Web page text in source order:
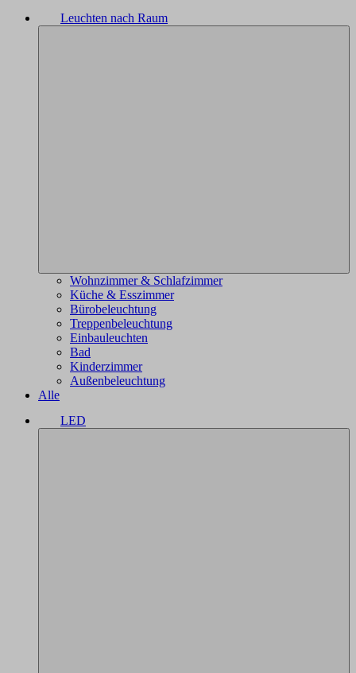
Leuchten nach Raum
Wohnzimmer & Schlafzimmer
Küche & Esszimmer
Bürobeleuchtung
Treppenbeleuchtung
Einbauleuchten
Bad
Kinderzimmer
Außenbeleuchtung
Alle
LED